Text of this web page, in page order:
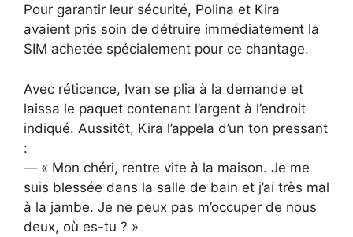
Pour garantir leur sécurité, Polina et Kira
avaient pris soin de détruire immédiatement la
SIM achetée spécialement pour ce chantage.
Avec réticence, Ivan se plia à la demande et
laissa le paquet contenant l’argent à l’endroit
indiqué. Aussitôt, Kira l’appela d’un ton pressant
:
— « Mon chéri, rentre vite à la maison. Je me
suis blessée dans la salle de bain et j’ai très mal
à la jambe. Je ne peux pas m’occuper de nous
deux, où es-tu ? »